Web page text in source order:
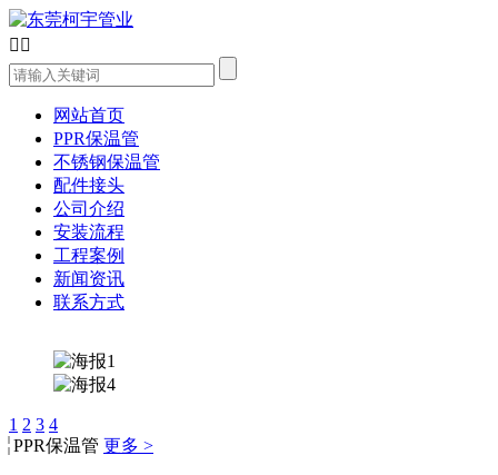
 
网站首页
PPR保温管
不锈钢保温管
配件接头
公司介绍
安装流程
工程案例
新闻资讯
联系方式
1 2 3 4
PPR保温管 更多 >